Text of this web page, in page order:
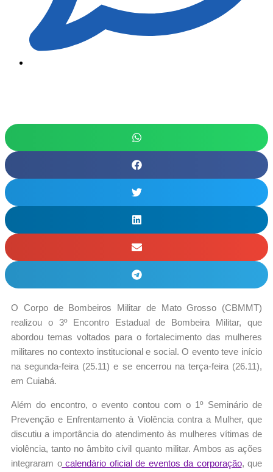
O Corpo de Bombeiros Militar de Mato Grosso (CBMMT)
realizou o 3º Encontro Estadual de Bombeira Militar, que
abordou temas voltados para o fortalecimento das mulheres
militares no contexto institucional e social. O evento teve início
na segunda-feira (25.11) e se encerrou na terça-feira (26.11),
em Cuiabá.
Além do encontro, o evento contou com o 1º Seminário de
Prevenção e Enfrentamento à Violência contra a Mulher, que
discutiu a importância do atendimento às mulheres vítimas de
violência, tanto no âmbito civil quanto militar. Ambos as ações
integraram ocalendário oficial de eventos da corporação, que